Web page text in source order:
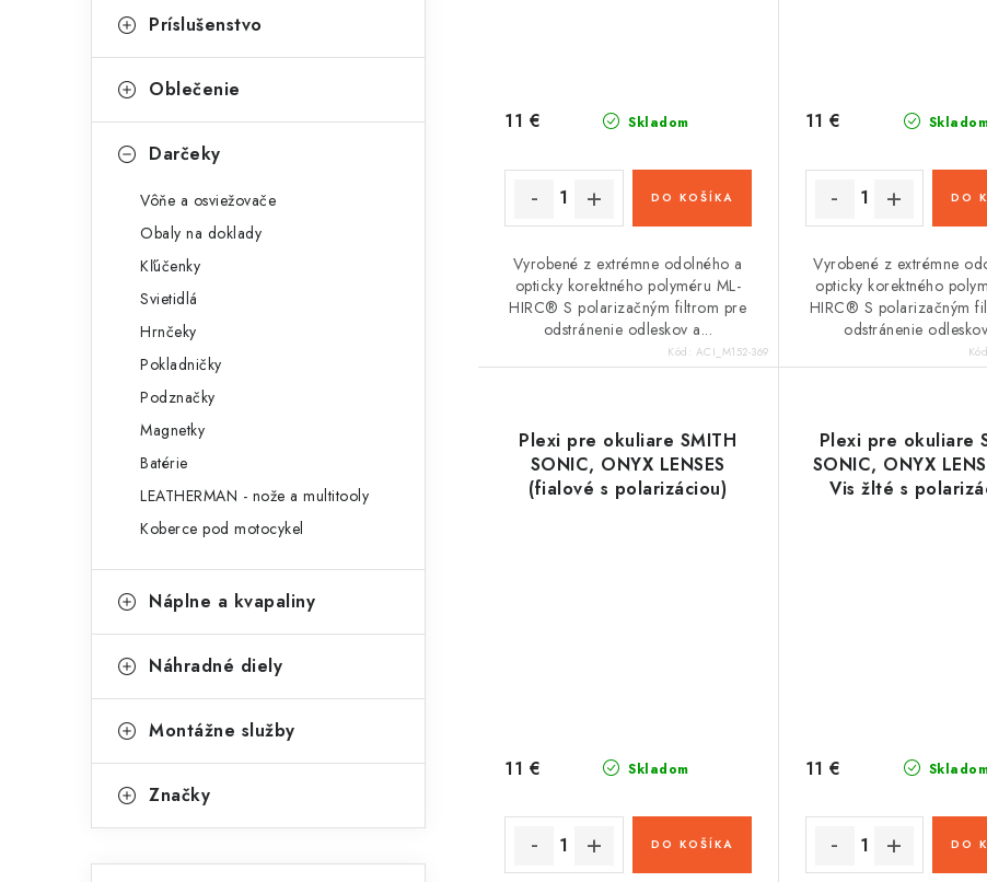
Príslušenstvo
Oblečenie
Darčeky
Vôňe a osviežovače
Obaly na doklady
Kľúčenky
Svietidlá
Hrnčeky
Pokladničky
Podznačky
Magnetky
Batérie
LEATHERMAN - nože a multitooly
Koberce pod motocykel
Náplne a kvapaliny
Náhradné diely
Montážne služby
Značky
u
k
t
o
v
Skladom
11 €
DO KOŠÍKA
Vyrobené z extrémne odolného a
opticky korektného polyméru ML-
HIRC® S polarizačným filtrom pre
odstránenie odleskov a...
Kód: ACI_M152-369
11 €
DO
Vyrobené z extrémne
opticky korektného
HIRC® S polarizačným
odstránenie
Plexi pre okuliare SMITH
SONIC, ONYX LENSES
(fialové s polarizáciou)
Skladom
11 €
DO KOŠÍKA
Plexi pre okuliare
SONIC, ONYX
Vis žlté s
11 €
DO